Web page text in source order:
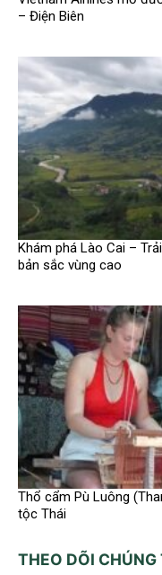
– Điện Biên
Khám phá Lào Cai –
bản sắc vùng cao
Thổ cẩm Pù Luông
tộc Thái
THEO DÕI CHÚNG